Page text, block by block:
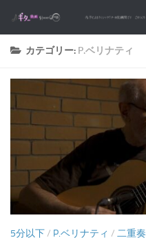
コンテンツへスキップ
カテゴリー: P.ベリナティ
5分以下/ P.ベリナティ / 二重奏